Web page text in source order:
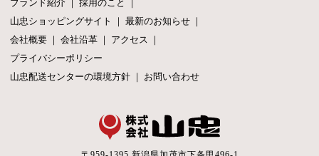
ブランド紹介 ｜採用のこと
｜
山忠ショッピングサイト
｜最新のお知らせ ｜
会社概要 ｜会社沿革 ｜ アクセス
｜
プライバシーポリシー
山忠配送センターの環境方針 ｜ お問い合わせ